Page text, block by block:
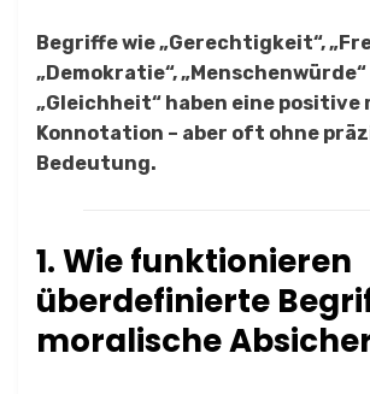
Begriffe wie „Gerechtigkeit“,
„Demokratie“,
„Gleichheit“ haben eine positive
Konnotation – aber oft ohne
Bedeutung.
1. Wie funktionieren
überdefinierte
moralische